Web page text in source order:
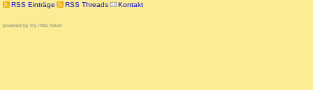
RSS Einträge
RSS Threads Kontakt
powered by my little forum